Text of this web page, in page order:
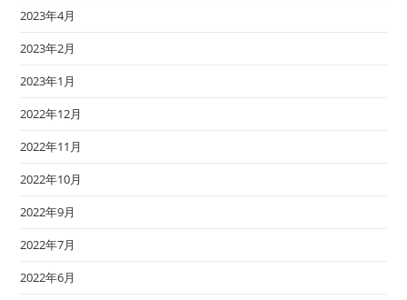
2023年4月
2023年2月
2023年1月
2022年12月
2022年11月
2022年10月
2022年9月
2022年7月
2022年6月